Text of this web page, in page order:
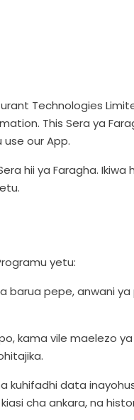
Technologies
This Sera ya
our App.
hii ya Faragha. Ikiwa
yetu:
barua pepe, anwani
kama vile maelezo
kuhifadhi data
cha ankara, na